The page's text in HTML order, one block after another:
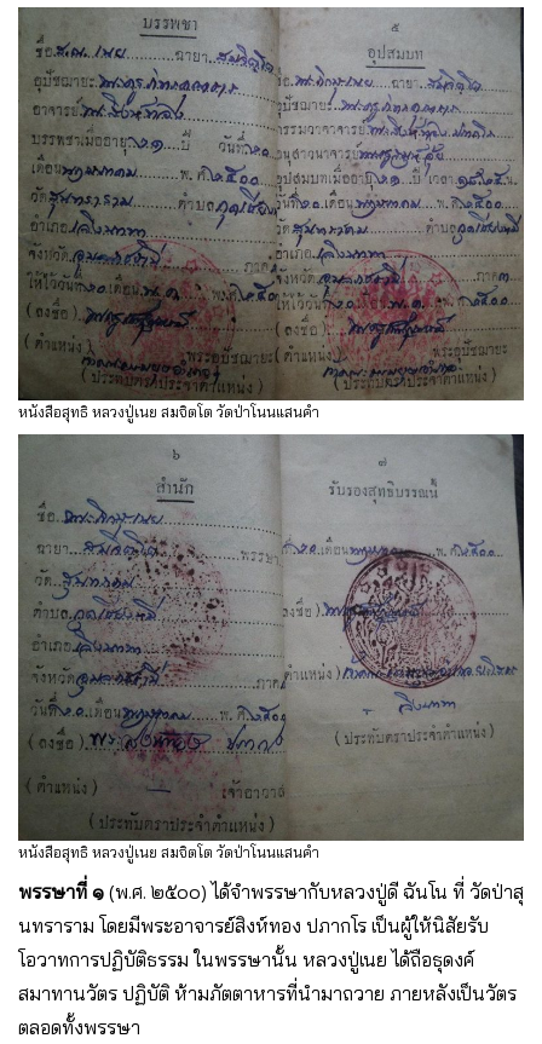
หนังสือสุทธิ หลวงปู่เนย สมจิตโต วัดป่าโนนแสนคำ
หนังสือสุทธิ หลวงปู่เนย สมจิตโต วัดป่าโนนแสนคำ
พรรษาที่ ๑ (พ.ศ. ๒๕๐๐) ได้จําพรรษากับหลวงปู่ดี ฉันโน ที่ วัดป่าสุ
นทราราม โดยมีพระอาจารย์สิงห์ทอง ปภากโร เป็นผู้ให้นิสัยรับ
โอวาทการปฏิบัติธรรม ในพรรษานั้น หลวงปู่เนย ได้ถือธุดงค์
สมาทานวัตร ปฏิบัติ ห้ามภัตตาหารที่นํามาถวาย ภายหลังเป็นวัตร
ตลอดทั้งพรรษา